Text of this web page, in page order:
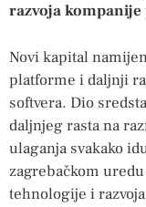
razvoja
Novi kapital
platforme i daljnji
softvera. Dio
daljnjeg rasta na
ulaganja svakako
zagrebačkom
tehnologije i